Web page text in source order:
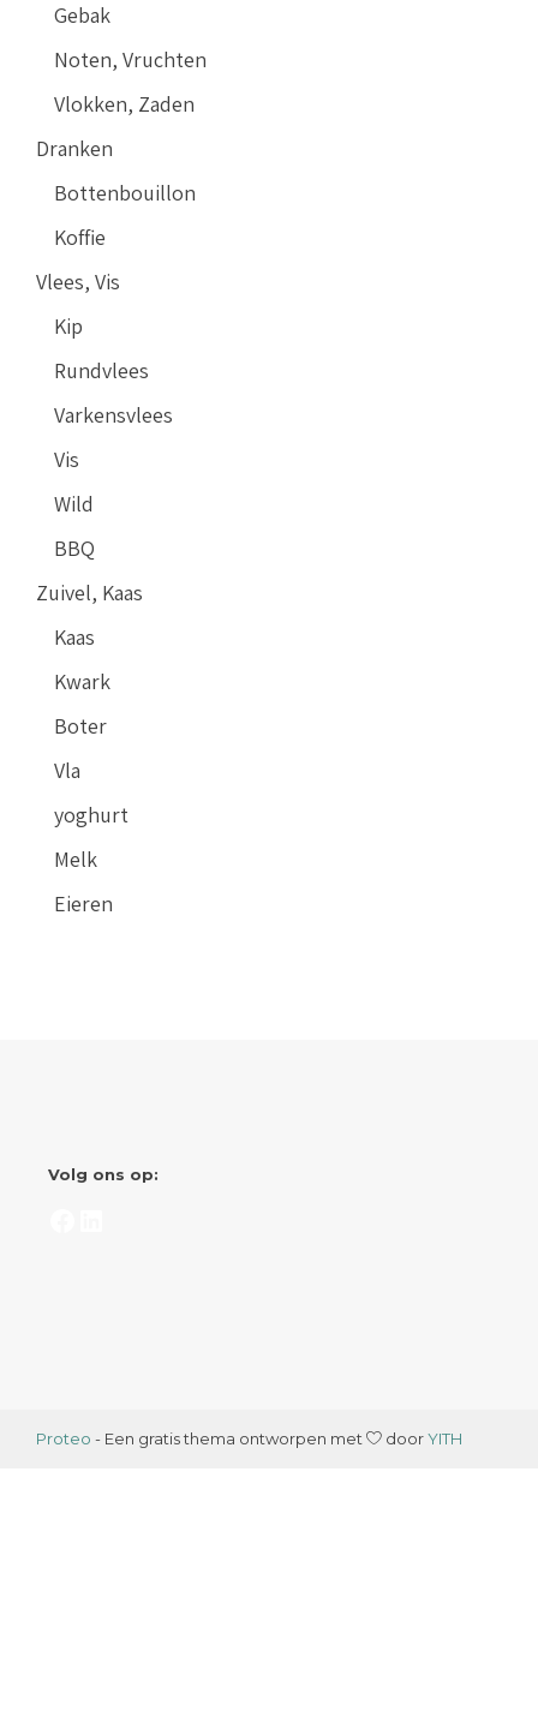
Gebak
Noten, Vruchten
Vlokken, Zaden
Dranken
Bottenbouillon
Koffie
Vlees, Vis
Kip
Rundvlees
Varkensvlees
Vis
Wild
BBQ
Zuivel, Kaas
Kaas
Kwark
Boter
Vla
yoghurt
Melk
Eieren
Volg ons op:
Proteo - Een gratis thema ontworpen met doorYITH